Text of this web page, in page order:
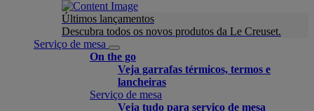
Últimos lançamentos
Descubra todos os novos produtos da Le Creuset.
Serviço de mesa
On the go
Veja garrafas térmicos, termos e
lancheiras
Serviço de mesa
Veja tudo para serviço de mesa